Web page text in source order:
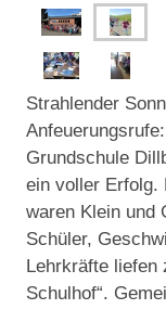
Strahlender
Grundschule
ein voller Erfolg.
waren Klein und
Schüler,
Lehrkräfte liefen
Schulhof“.